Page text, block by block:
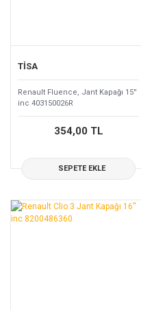
TİSA
Renault Fluence, Jant Kapağı 15''
inc 403150026R
354,00 TL
SEPETE EKLE